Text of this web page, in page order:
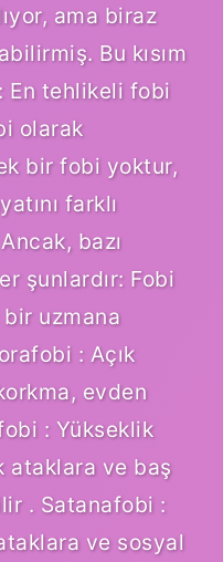
ama biraz
Bu kısım
En tehlikeli fobi
olarak
bir fobi yoktur,
farklı
bazı
şunlardır: Fobi
uzmana
: Açık
evden
: Yükseklik
ataklara ve baş
. Satanafobi :
ve sosyal